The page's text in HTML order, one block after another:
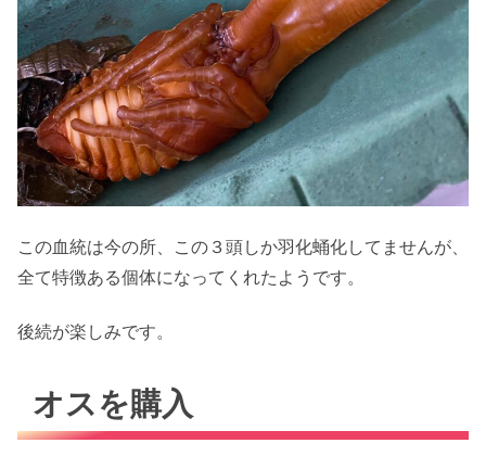
この血統は今の所、この３頭しか羽化蛹化してませんが、
全て特徴ある個体になってくれたようです。
後続が楽しみです。
オスを購入